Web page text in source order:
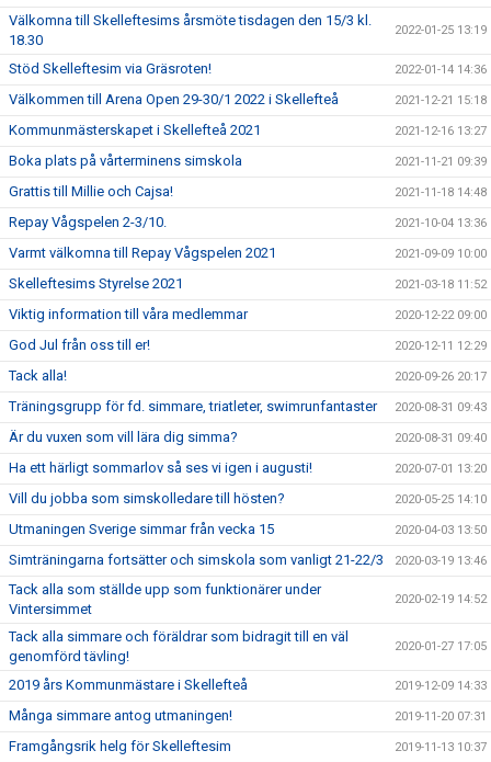
Välkomna till Skelleftesims årsmöte tisdagen den 15/3 kl.
18.30
2022-01-25 13:19
Stöd Skelleftesim via Gräsroten! 2022-01-14 14:36
Välkommen till Arena Open 29-30/1 2022 i Skellefteå 2021-12-21 15:18
Kommunmästerskapet i Skellefteå 2021 2021-12-16 13:27
Boka plats på vårterminens simskola 2021-11-21 09:39
Grattis till Millie och Cajsa! 2021-11-18 14:48
Repay Vågspelen 2-3/10. 2021-10-04 13:36
Varmt välkomna till Repay Vågspelen 2021 2021-09-09 10:00
Skelleftesims Styrelse 2021 2021-03-18 11:52
Viktig information till våra medlemmar 2020-12-22 09:00
God Jul från oss till er! 2020-12-11 12:29
Tack alla! 2020-09-26 20:17
Träningsgrupp för fd. simmare, triatleter, swimrunfantaster 2020-08-31 09:43
Är du vuxen som vill lära dig simma? 2020-08-31 09:40
Ha ett härligt sommarlov så ses vi igen i augusti! 2020-07-01 13:20
Vill du jobba som simskolledare till hösten? 2020-05-25 14:10
Utmaningen Sverige simmar från vecka 15 2020-04-03 13:50
Simträningarna fortsätter och simskola som vanligt 21-22/3 2020-03-19 13:46
Tack alla som ställde upp som funktionärer under
Vintersimmet
2020-02-19 14:52
Tack alla simmare och föräldrar som bidragit till en väl
genomförd tävling!
2020-01-27 17:05
2019 års Kommunmästare i Skellefteå 2019-12-09 14:33
Många simmare antog utmaningen! 2019-11-20 07:31
Framgångsrik helg för Skelleftesim 2019-11-13 10:37